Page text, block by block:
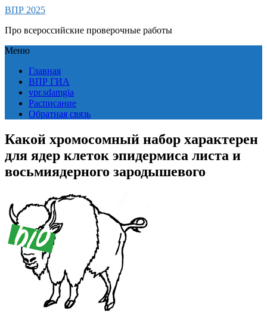
ВПР 2025
Про всероссийские проверочные работы
Меню
Главная
ВПР ГИА
vpr.sdamgia
Расписание
Обратная связь
Какой хромосомный набор характерен
для ядер клеток эпидермиса листа и
восьмиядерного зародышевого